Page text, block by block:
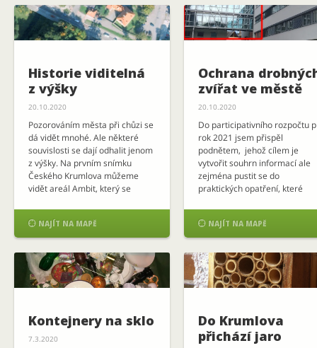
Historie viditelná
z výšky
20.10.2020
Pozorováním města při chůzi se
dá vidět mnohé. Ale některé
souvislosti se dají odhalit jenom
z výšky. Na prvním snímku
Českého Krumlova můžeme
vidět areál Ambit, který se
vznikl průmyslový komplex,
který známe pod názvem
Porákův (Vltavský) mlýn. Patřil
významné osobnosti té doby
Arnoštovi Porákovi. Do dnešních
dob […]
 NAJÍT NA MAPĚ
Ochrana
zvířat ve městě
20.10.2020
Do participativního rozpočtu
rok 2021 jsem přispěl
podnětem, jehož cílem je
vytvořit souhrn informací ale
zejména pustit se do
praktických opatření, které
drobných výsledků radost.
Učme děti ke vztahu a
přírody. Rád bych, aby se ve
městě polepily zastávky MHD
další velké skleněné […]
 NAJÍT NA MAPĚ
Kontejnery na sklo
7.3.2020
Do Krumlova
přichází jaro